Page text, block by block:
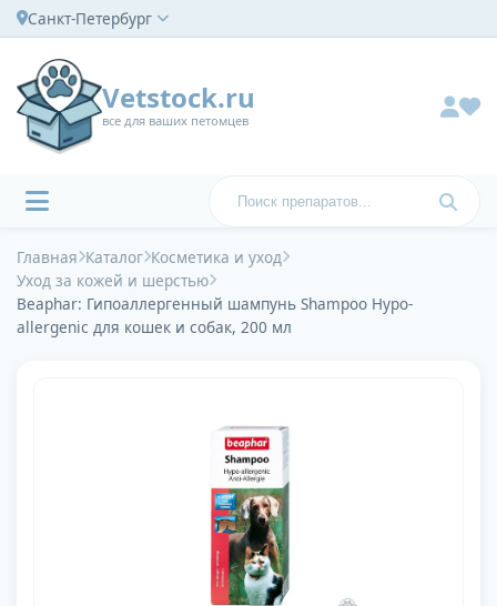
Санкт-Петербург
Vetstock.ru
все для ваших петомцев
Главная Каталог Косметика и уход
Уход за кожей и шерстью
Beaphar: Гипоаллергенный шампунь Shampoo Hypo-
allergenic для кошек и собак, 200 мл